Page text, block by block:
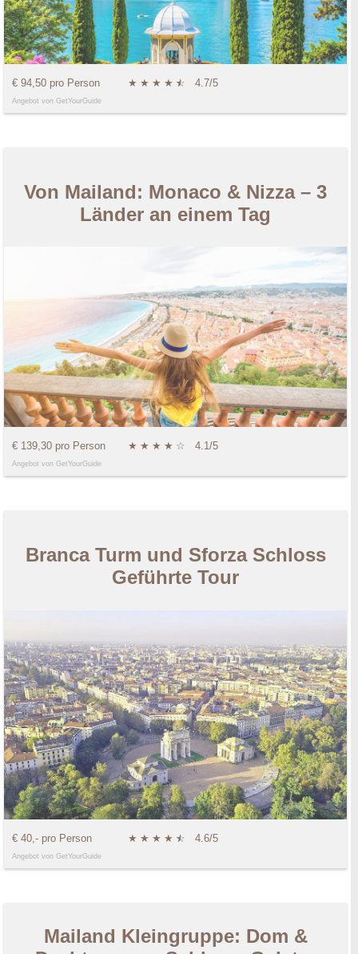
€ 94,50 pro Person ★ ★ ★ ★ ★
☆ 4.7/5
Angebot von GetYourGuide
Von Mailand: Monaco & Nizza – 3
Länder an einem Tag
€ 139,30 pro Person ★ ★ ★ ★ ☆ 4.1/5
Angebot von GetYourGuide
Branca Turm und Sforza Schloss
Geführte Tour
€ 40,- pro Person ★ ★ ★ ★ ★
☆ 4.6/5
Angebot von GetYourGuide
Mailand Kleingruppe: Dom &